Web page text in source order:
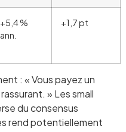
+5,4 %
ann.
+1,7 pt
: « Vous payez un
» Les small
du consensus
rend potentiellement